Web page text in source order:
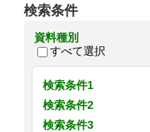
検索条件
資料種別
すべて選択
検索条件1
検索条件2
検索条件3